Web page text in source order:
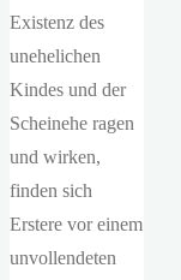
Existenz des
unehelichen
Kindes und der
Scheinehe ragen
und wirken,
finden sich
Erstere vor einem
unvollendeten